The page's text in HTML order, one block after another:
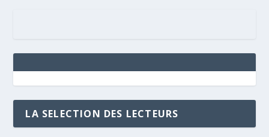
LA SELECTION DES LECTEURS